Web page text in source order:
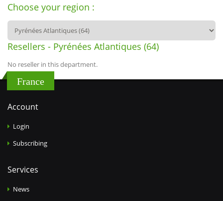
Choose your region :
Resellers - Pyrénées Atlantiques (64)
No reseller in this department.
France
Account
Login
Subscribing
Services
News